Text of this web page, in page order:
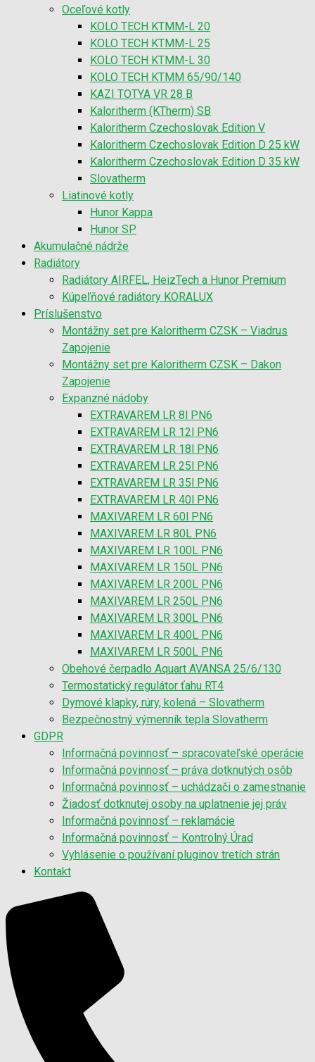
Oceľové kotly
KOLO TECH KTMM-L 20
KOLO TECH KTMM-L 25
KOLO TECH KTMM-L 30
KOLO TECH KTMM 65/90/140
KAZI TOTYA VR 28 B
Kaloritherm (KTherm) SB
Kaloritherm Czechoslovak Edition V
Kaloritherm Czechoslovak Edition D 25 kW
Kaloritherm Czechoslovak Edition D 35 kW
Slovatherm
Liatinové kotly
Hunor Kappa
Hunor SP
Akumulačné nádrže
Radiátory
Radiátory AIRFEL, HeizTech a Hunor Premium
Kúpeľňové radiátory KORALUX
Príslušenstvo
Montážny set pre Kaloritherm CZSK – Viadrus
Zapojenie
Montážny set pre Kaloritherm CZSK – Dakon
Zapojenie
Expanzné nádoby
EXTRAVAREM LR 8l PN6
EXTRAVAREM LR 12l PN6
EXTRAVAREM LR 18l PN6
EXTRAVAREM LR 25l PN6
EXTRAVAREM LR 35l PN6
EXTRAVAREM LR 40l PN6
MAXIVAREM LR 60l PN6
MAXIVAREM LR 80L PN6
MAXIVAREM LR 100L PN6
MAXIVAREM LR 150L PN6
MAXIVAREM LR 200L PN6
MAXIVAREM LR 250L PN6
MAXIVAREM LR 300L PN6
MAXIVAREM LR 400L PN6
MAXIVAREM LR 500L PN6
Obehové čerpadlo Aquart AVANSA 25/6/130
Termostatický regulátor ťahu RT4
Dymové klapky, rúry, kolená – Slovatherm
Bezpečnostný výmenník tepla Slovatherm
GDPR
Informačná povinnosť – spracovateľské operácie
Informačná povinnosť – práva dotknutých osôb
Informačná povinnosť – uchádzači o zamestnanie
Žiadosť dotknutej osoby na uplatnenie jej práv
Informačná povinnosť – reklamácie
Informačná povinnosť – Kontrolný Úrad
Vyhlásenie o používaní pluginov tretích strán
Kontakt